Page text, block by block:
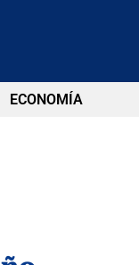
ECONOMÍA